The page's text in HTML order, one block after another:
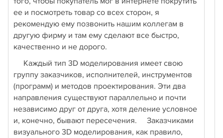
ее и посмотреть товар со всех сторон, я
рекомендую ему позвонить нашим коллегам в
другую фирму и там ему сделают все быстро,
качественно и не дорого.
Каждый тип 3D моделирования имеет свою
группу заказчиков, исполнителей, инструментов
(программ) и методов проектирования. Эти два
направления существуют параллельно и почти
независимо друг от друга, хотя деление условное
и, конечно, бывают пересечения. Заказчиками
визуального 3D моделирования, как правило,